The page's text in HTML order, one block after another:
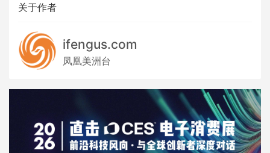
关于作者
ifengus.com
凤凰美洲台